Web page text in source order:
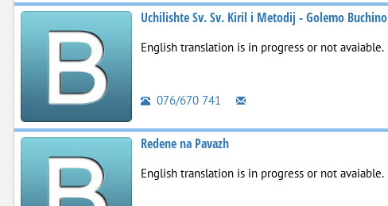
Uchilishte Sv. Sv. Kiril i Metodij - Golemo Buchino
English translation is in progress or not avaiable.
076/670 741
Redene na Pavazh
English translation is in progress or not avaiable.